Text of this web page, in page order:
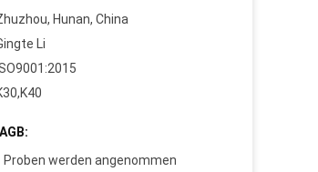
Hunan, China
Li
Proben werden angenommen